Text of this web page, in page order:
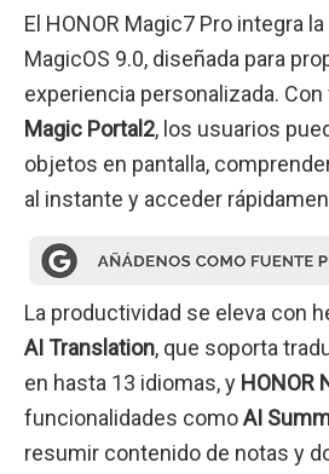
El HONOR Magic7 Pro integra
MagicOS 9.0, diseñada para
experiencia personalizada.
Magic Portal2, los usuarios
objetos en pantalla,
al instante y acceder
La productividad se eleva con
AI Translation, que soporta
en hasta 13 idiomas, y HONOR
funcionalidades comoAI
resumir contenido de notas y